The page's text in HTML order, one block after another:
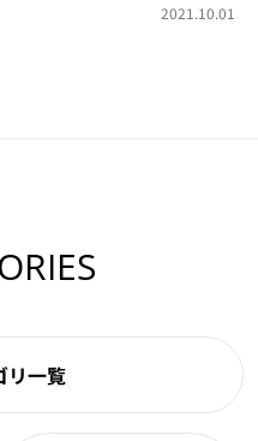
2021.10.01
リ一覧